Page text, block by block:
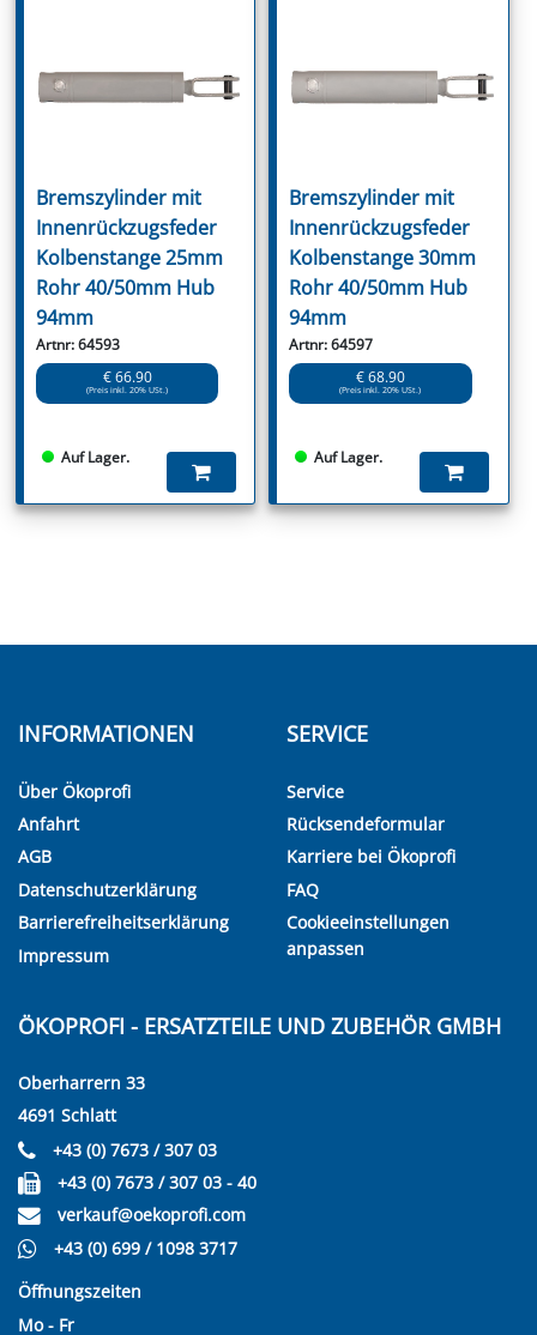
Bremszylinder mit
Innenrückzugsfeder
Kolbenstange 25mm
Rohr 40/50mm Hub
94mm
Artnr: 64593
€ 66.90
(Preis inkl. 20% USt.)
Auf Lager.
Bremszylinder mit
Innenrückzugsfeder
Kolbenstange 30mm
Rohr 40/50mm Hub
94mm
Artnr: 64597
€ 68.90
(Preis inkl. 20% USt.)
Auf Lager.
INFORMATIONEN
Über Ökoprofi
Anfahrt
AGB
Datenschutzerklärung
Barrierefreiheitserklärung
Impressum
SERVICE
Service
Rücksendeformular
Karriere bei Ökoprofi
FAQ
Cookieeinstellungen
anpassen
ÖKOPROFI - ERSATZTEILE UND ZUBEHÖR GMBH
Oberharrern 33
4691 Schlatt
+43 (0) 7673 / 307 03
+43 (0) 7673 / 307 03 - 40
verkauf@oekoprofi.com
+43 (0) 699 / 1098 3717
Öffnungszeiten
Mo - Fr